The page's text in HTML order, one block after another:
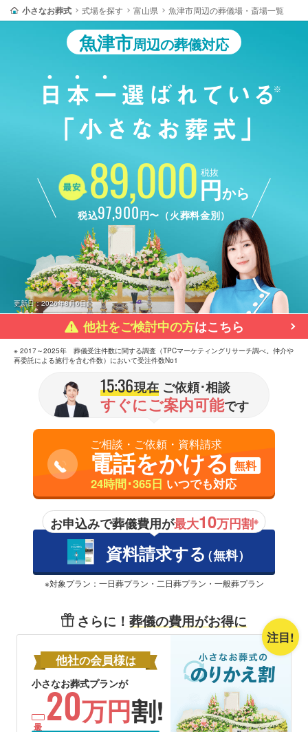
小さなお葬式 式場を探す 富山県 魚津市周辺の葬儀場・斎場一覧
魚津市周辺の葬儀対応
89,000 税抜
円から
税込97,900円〜（火葬料金別）
更新日：2026年8月6日
他社をご検討中の方はこちら
※ 2017～2025年 葬儀受注件数に関する調査（TPCマーケティングリサーチ調べ。仲介や
再委託による施行を含む件数）において受注件数No1
15:36現在ご依頼･相談
すぐにご案内可能です
ご相談・ご依頼・資料請求
電話をかける 無料
24時間･365日 いつでも対応
お申込みで葬儀費用が最大10万円割※
資料請求する（無料）
※対象プラン：一日葬プラン・二日葬プラン・一般葬プラン
さらに！葬儀の費用がお得に
注目!
他社の会員様は
小さなお葬式プランが
20万円割!